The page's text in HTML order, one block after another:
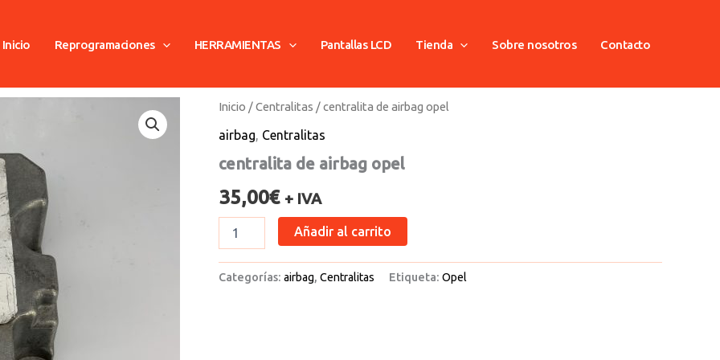
Inicio Reprogramaciones HERRAMIENTAS Pantallas LCD Tienda Sobre nosotros Contacto
Inicio /Centralitas / centralita de airbag opel
airbag, Centralitas
centralita de airbag opel
35,00€ + IVA
centralita
airbag
cantidad
Añadir al carrito
Categorías: airbag, Centralitas Etiqueta: Opel